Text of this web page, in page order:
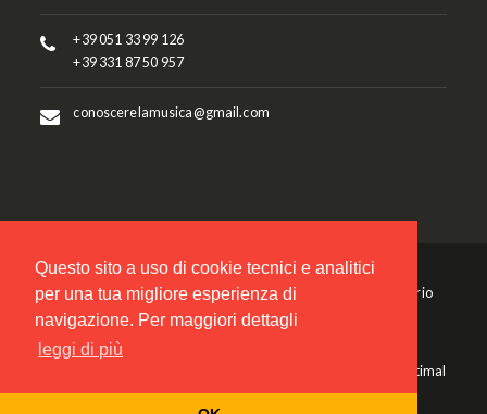
Questo sito a uso di cookie tecnici e analitici
per una tua migliore esperienza di
navigazione. Per maggiori dettagli
leggi di più
+39 051 33 99 126
+39 331 87 50 957
conoscerelamusica@gmail.com
© 2017 - Associazione Musicale "Conoscere la Musica - Mario
Pellegrini" - P.IVA 04284930379 - C.F. 92041970374
Optimal